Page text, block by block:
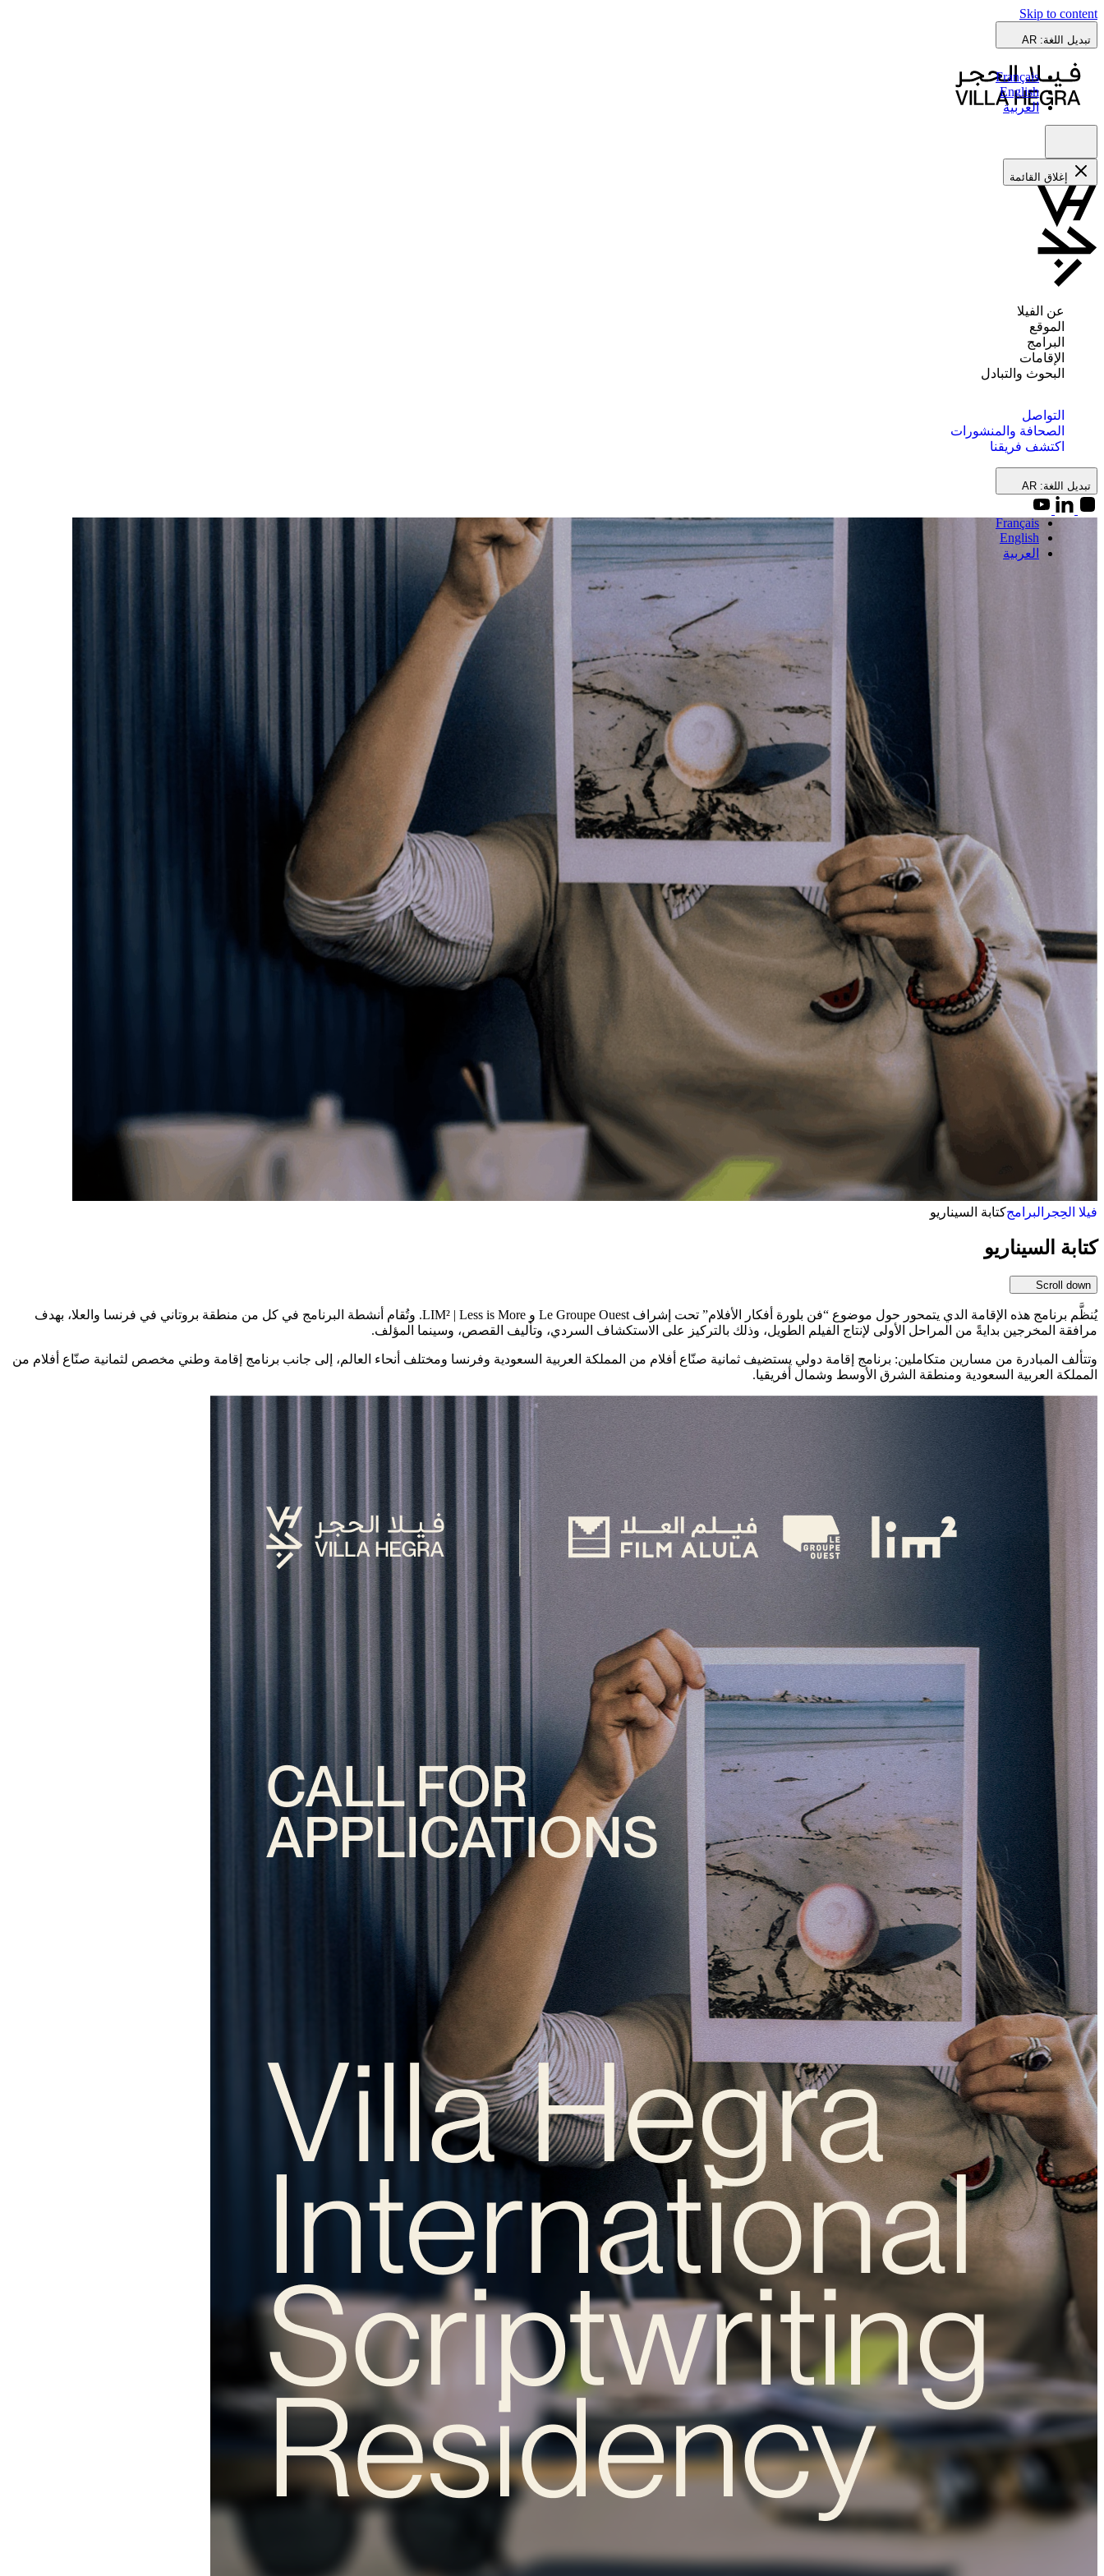
Skip to content
تبديل اللغة: AR
Français
English
العربية
إغلاق القائمة
عن الفيلا
الموقع
البرامج
الإقامات
البحوث والتبادل
التواصل
الصحافة والمنشورات
اكتشف فريقنا
تبديل اللغة: AR
Français
English
العربية
فيلا الحِجر البرامجكتابة السيناريو
كتابة السيناريو
Scroll down
يُنظَّم برنامج هذه الإقامة الدي يتمحور حول موضوع “فن بلورة أفكار الأفلام” تحت إشراف Le Groupe Ouest و LIM² | Less is More. وتُقام أنشطة البرنامج في كل من منطقة بروتاني في فرنسا والعلا، بهدف
مرافقة المخرجين بدايةً من المراحل الأولى لإنتاج الفيلم الطويل، وذلك بالتركيز على الاستكشاف السردي، وتأليف القصص، وسينما المؤلف.
وتتألف المبادرة من مسارين متكاملين: برنامج إقامة دولي يستضيف ثمانية صنّاع أفلام من المملكة العربية السعودية وفرنسا ومختلف أنحاء العالم، إلى جانب برنامج إقامة وطني مخصص لثمانية صنّاع أفلام من
المملكة العربية السعودية ومنطقة الشرق الأوسط وشمال أفريقيا.